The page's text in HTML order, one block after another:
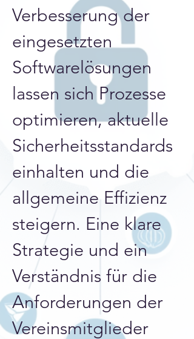
Verbesserung der
eingesetzten
Softwarelösungen
lassen sich Prozesse
optimieren, aktuelle
Sicherheitsstandards
einhalten und die
allgemeine Effizienz
steigern. Eine klare
Strategie und ein
Verständnis für die
Anforderungen der
Vereinsmitglieder